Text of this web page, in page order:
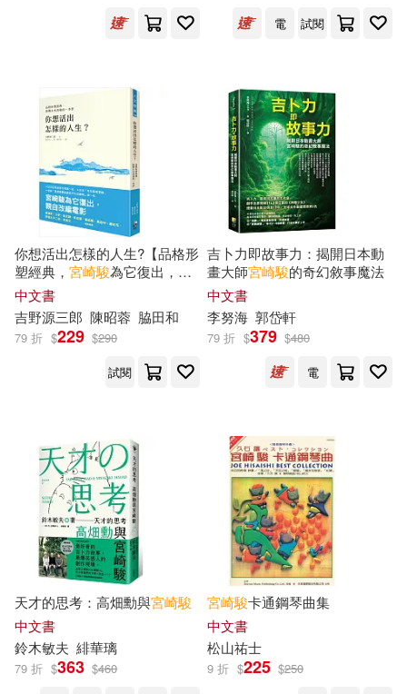
楊曉林(1)
江戶川亂步(1) 津堅信之(1)
王明智(1) 瑪麗．諾頓(1)
田窪紀子(1) 米林宏昌(1)
羅樞 王寒冰 主編(1)
美國SPOKE畫廊(1)
蔡昇諭(1) 近藤喜文(1)
高橋千鶴(1)
黛安娜．韋恩．瓊斯(1)
（日）宮崎駿，日本吉卜力工作室
（編）(1)
（日）宮崎駿，瑪麗·諾頓，丹羽圭
子，米林宏昌(1)
Ingram Publisher Services(1)
Winds Score(1)
スタジオジブリ(1)
ドリームミュージックファクトリ
中國華僑出版社(1)
北京出版社(1)
南海出版公司(1) 和平國際(1)
大地出版社(1) 大日本繪畫(1)
天津人民出版社(1)
安徽文藝出版社(1) 小天下(1)
電
試閱
你想活出怎樣的人生?【品格形
塑經典， 宮崎駿為它復出，親
自改編電影】
中文書
吉野源三郎 陳昭蓉 脇田和
79 折 $229 $290
試閱
吉卜力即故事力：揭開日本動
畫大師宮崎駿的奇幻敘事魔法
中文書
李努海 郭岱軒
79 折 $379 $480
電
天才的思考：高畑勳與宮崎駿
中文書
鈴木敏夫 緋華璃
79 折 $363 $460
宮崎駿卡通鋼琴曲集
中文書
松山祐士
9 折 $225 $250